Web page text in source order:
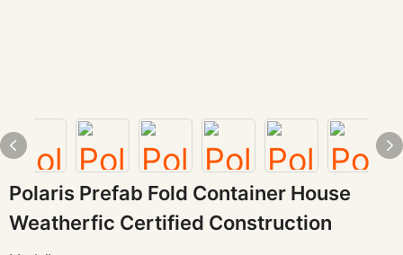
Polaris Prefab Fold Container House
Weatherfic Certified Construction